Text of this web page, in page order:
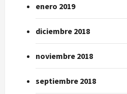
enero 2019
diciembre 2018
noviembre 2018
septiembre 2018